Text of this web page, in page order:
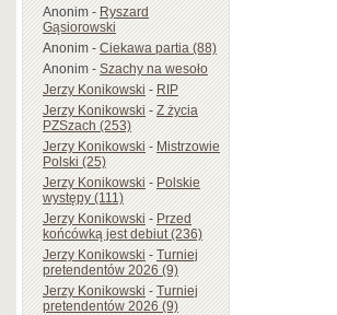
Anonim-Ryszard
Gąsiorowski
Anonim-Ciekawa partia (88)
Anonim-Szachy na wesoło
Jerzy Konikowski-RIP
Jerzy Konikowski-Z życia
PZSzach (253)
Jerzy Konikowski-Mistrzowie
Polski (25)
Jerzy Konikowski-Polskie
występy (111)
Jerzy Konikowski-Przed
końcówką jest debiut (236)
Jerzy Konikowski-Turniej
pretendentów 2026 (9)
Jerzy Konikowski-Turniej
pretendentów 2026 (9)